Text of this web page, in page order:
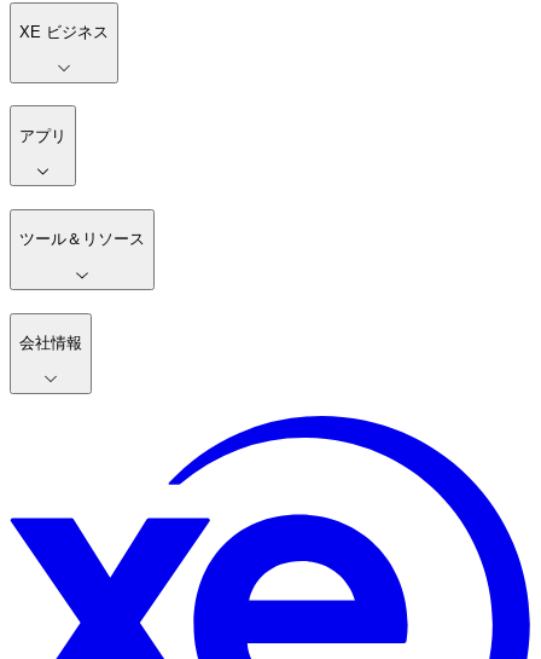
XE ビジネス
アプリ
ツール＆リソース
会社情報